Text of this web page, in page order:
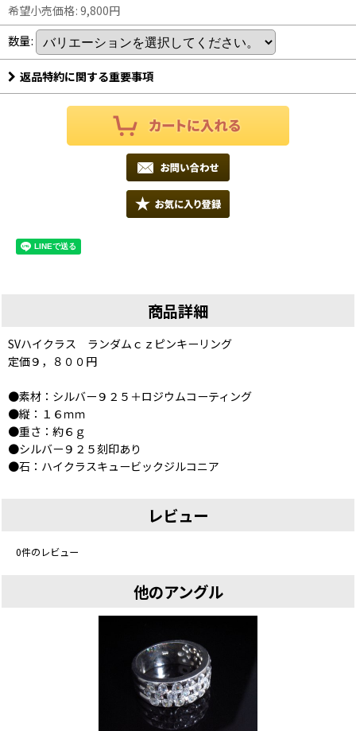
希望小売価格: 9,800円
数量:
返品特約に関する重要事項
商品詳細
SVハイクラス ランダムｃｚピンキーリング
定価９，８００円
●素材：シルバー９２５＋ロジウムコーティング
●縦：１６ｍｍ
●重さ：約６ｇ
●シルバー９２５刻印あり
●石：ハイクラスキュービックジルコニア
レビュー
0件のレビュー
他のアングル